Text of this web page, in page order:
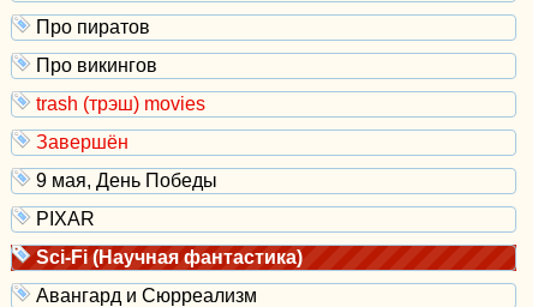
Про пиратов
Про викингов
trash (трэш) movies
Завершён
9 мая, День Победы
PIXAR
Sci-Fi (Научная фантастика)
Авангард и Сюрреализм